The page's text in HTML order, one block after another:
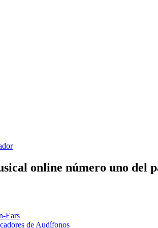
online número uno del
Ears
de Audífonos